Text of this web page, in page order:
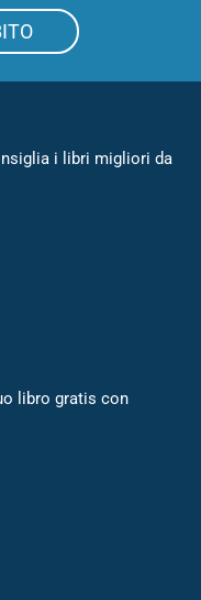
i libri migliori da
libro gratis con